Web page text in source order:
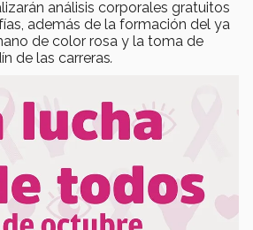
análisis corporales gratuitos
además de la formación del ya
de color rosa y la toma de
de las carreras.